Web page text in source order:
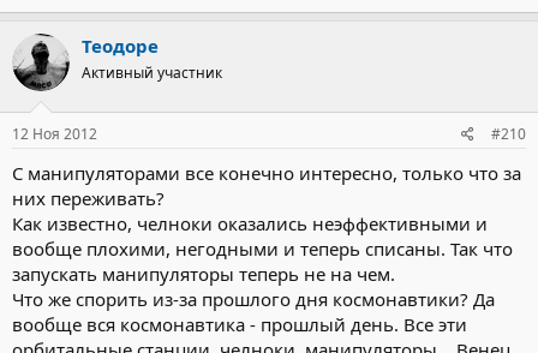
Теодоре
Активный участник
12 Ноя 2012 #210
С манипуляторами все конечно интересно, только что за
них переживать?
Как известно, челноки оказались неэффективными и
вообще плохими, негодными и теперь списаны. Так что
запускать манипуляторы теперь не на чем.
Что же спорить из-за прошлого дня космонавтики? Да
вообще вся космонавтика - прошлый день. Все эти